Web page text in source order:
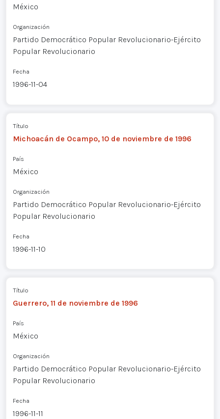
México
Organización
Partido Democrático Popular Revolucionario-Ejército
Popular Revolucionario
Fecha
1996-11-04
Título
Michoacán de Ocampo, 10 de noviembre de 1996
País
México
Organización
Partido Democrático Popular Revolucionario-Ejército
Popular Revolucionario
Fecha
1996-11-10
Título
Guerrero, 11 de noviembre de 1996
País
México
Organización
Partido Democrático Popular Revolucionario-Ejército
Popular Revolucionario
Fecha
1996-11-11